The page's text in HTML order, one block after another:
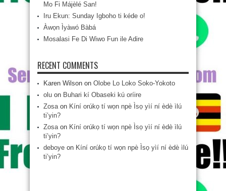
Mo Fi Májèlé San!
Iru Ekun: Sunday Igboho ti kéde o!
Àwọn Ìyàwó Bàbá
Mosalasi Fe Di Wiwo Fun ile Adire
RECENT COMMENTS
Karen Wilson on Olobe Lo Loko Soko-Yokoto
olu on Buhari kí Obaseki kú oríire
Zosaon Kíní orúkọ tí wọn npè Ìsọ yìí ní èdè ìlú
ti’yin?
Zosaon Kíní orúkọ tí wọn npè Ìsọ yìí ní èdè ìlú
ti’yin?
deboye on Kíní orúkọ tí wọn npè Ìsọ yìí ní èdè ìlú
ti’yin?